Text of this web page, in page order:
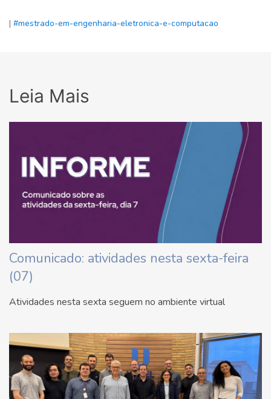
| #mestrado-em-engenharia-eletronica-e-computacao
Leia Mais
Comunicado: atividades nesta sexta-feira
(07)
Atividades nesta sexta seguem no ambiente virtual